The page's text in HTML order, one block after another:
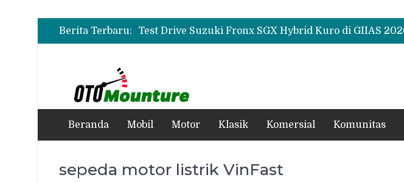
Berita Terbaru:
Beranda Mobil Motor Klasik Komersial Komunitas
sepeda motor listrik VinFast